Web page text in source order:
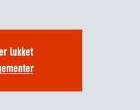
lukket